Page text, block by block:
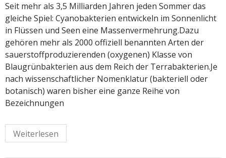
Seit mehr als 3,5 Milliarden Jahren jeden Sommer das
gleiche Spiel: Cyanobakterien entwickeln im Sonnenlicht
in Flüssen und Seen eine Massenvermehrung.Dazu
gehören mehr als 2000 offiziell benannten Arten der
sauerstoffproduzierenden (oxygenen) Klasse von
Blaugrün­bakterien aus dem Reich der Terrabakterien.Je
nach wissenschaftlicher Nomenklatur (bakteriell oder
botanisch) waren bisher eine ganze Reihe von
Bezeichnungen
Weiterlesen